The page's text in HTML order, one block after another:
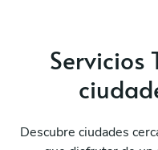
Servicios
Descubre ciudades